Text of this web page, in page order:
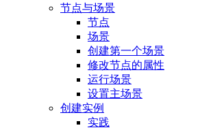
节点与场景
节点
场景
创建第一个场景
修改节点的属性
运行场景
设置主场景
创建实例
实践